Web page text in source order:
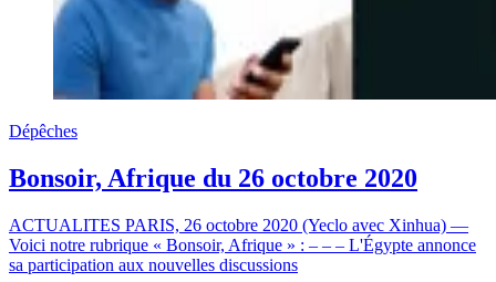
Dépêches
Bonsoir, Afrique du 26 octobre 2020
ACTUALITES PARIS, 26 octobre 2020 (Yeclo avec Xinhua) —
Voici notre rubrique « Bonsoir, Afrique » : – – – L'Égypte annonce
sa participation aux nouvelles discussions